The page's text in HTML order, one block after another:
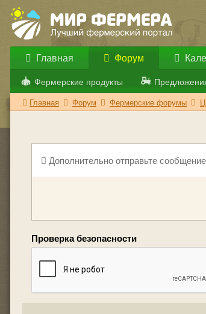
Главная Форум
Фермерские продукты
Главная Форум Фермерские форумы
Дополнительно отправьте
Проверка безопасности